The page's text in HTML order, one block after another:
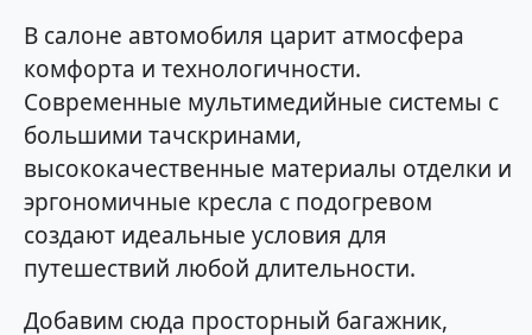
В салоне автомобиля царит атмосфера
комфорта и технологичности.
Современные мультимедийные системы с
большими тачскринами,
высококачественные материалы отделки и
эргономичные кресла с подогревом
создают идеальные условия для
путешествий любой длительности.
Добавим сюда просторный багажник,